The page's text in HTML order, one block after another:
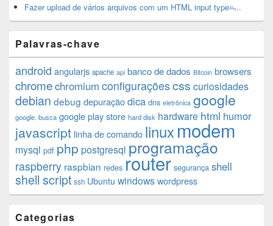
Fazer upload de vários arquivos com um HTML input type=̶...
Palavras-chave
android angularjs apache api banco de dados Bitcoin browsers
chromechromium configurações css curiosidades
debian debug depuraçãodica dns eletrônica google
google. busca google play store hard disk hardware html humor
javascript linha de comando linux modem
mysql pdf php postgresql programação
raspberry raspbian redes router segurança shell
shell script ssh Ubuntu windows wordpress
Categorias